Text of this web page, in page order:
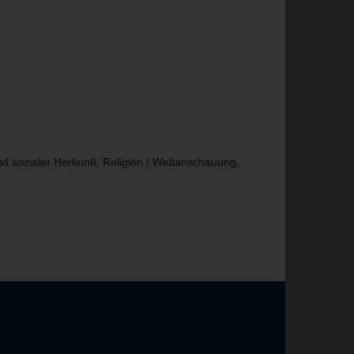
sozialer Herkunft, Religion / Weltanschauung,